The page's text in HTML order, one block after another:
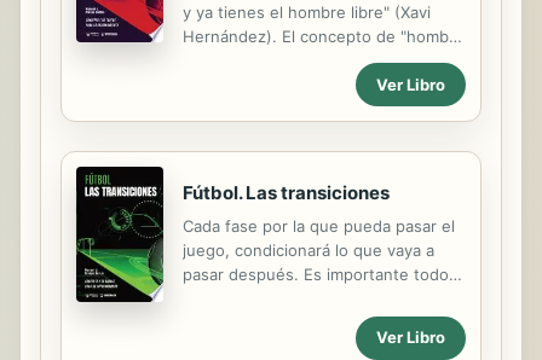
y ya tienes el hombre libre" (Xavi
Hernández). El concepto de "hombre
libre", más correctamente "jugador
libre" o "jugadora libre", forma parte
del vocabulario más usado dentro del
abarca sólo una situación
determinada, sino la búsqueda de
una ventaja en el juego provocada
por un entorno y un dominio del
juego con el balón como
protagonista. El fútbol está
nuevos conceptos con diversidad de
interpretaciones, atendiendo a las
Ver Libro
Fútbol. Las transiciones
Cada fase por la que pueda pasar el
juego, condicionará lo que vaya a
pasar después. Es importante todo
partido, para lo que acontece más
adelante. La “historia” del juego
Ver Libro